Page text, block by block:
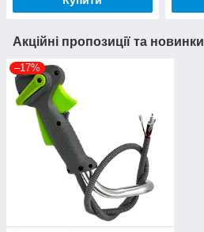
Акційні пропозиції та новинки
–17%